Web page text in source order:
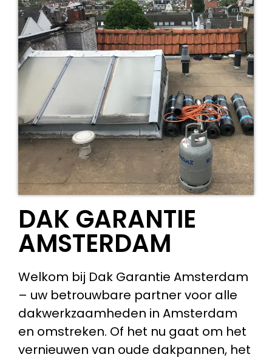
DAK GARANTIE
AMSTERDAM
Welkom bij Dak Garantie Amsterdam
– uw betrouwbare partner voor alle
dakwerkzaamheden in Amsterdam
en omstreken. Of het nu gaat om het
vernieuwen van oude dakpannen, het